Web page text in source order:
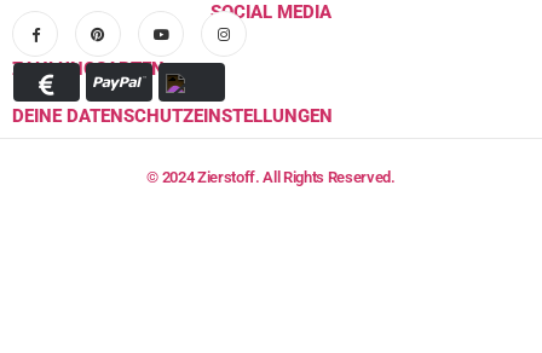
SOCIAL MEDIA
ZAHLUNGSARTEN
DEINE DATENSCHUTZEINSTELLUNGEN
© 2024 Zierstoff. All Rights Reserved.